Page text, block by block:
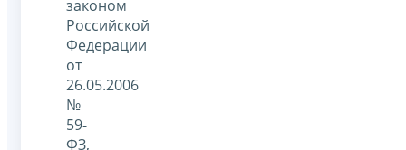
законом
Российской
Федерации
от
26.05.2006
№
59-
ФЗ,